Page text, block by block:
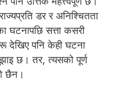
डर र अनिश्चितता
घटनापछि सत्ता कसरी
देखिए पनि केही घटना
छ। तर, त्यसको पूर्ण
छैन।